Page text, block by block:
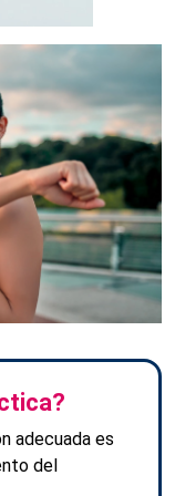
adecuada es
del